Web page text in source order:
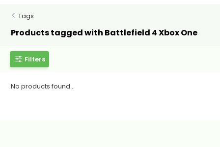
Tags
Products tagged with Battlefield 4 Xbox One
Filters
No products found...